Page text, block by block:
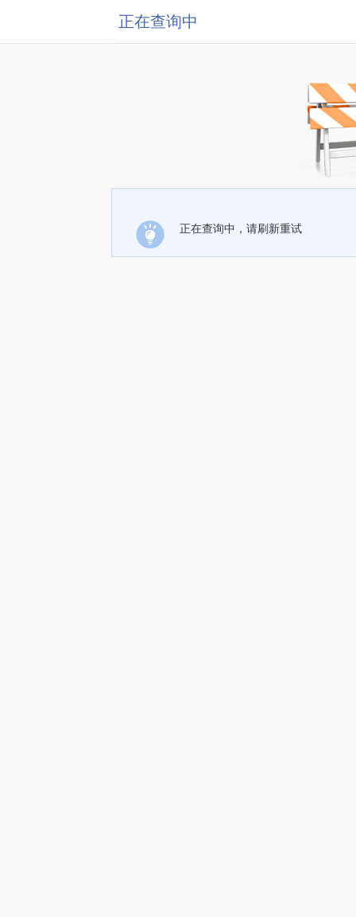
正在查询中
正在查询中，请刷新重试